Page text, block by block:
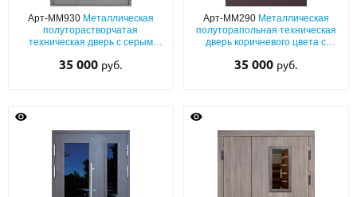
Арт-ММ930 Металлическая
полуторастворчатая
техническая дверь с серым
ручкой-скобой и стеклопакетом
35 000 руб.
Арт-ММ290 Металлическая
полуторапольная техническая
дверь коричневого цвета с
электромагнитным замком
35 000 руб.